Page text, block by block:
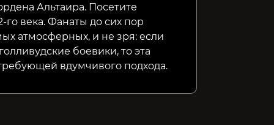
Альтаира. Посетите
го века. Фанаты до сих пор
атмосферных, и не зря: если
боевики, то эта
вдумчивого подхода.